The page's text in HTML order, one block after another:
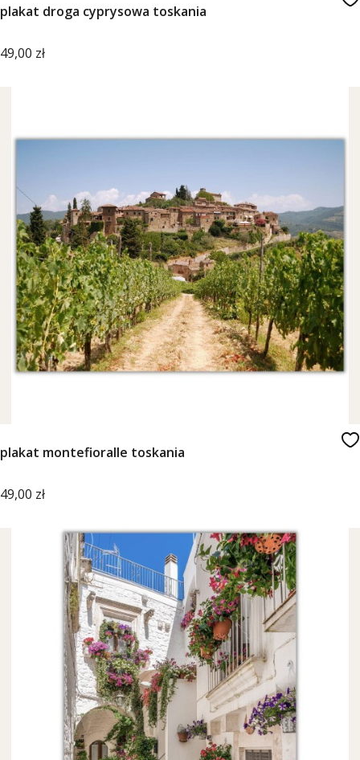
plakat droga cyprysowa toskania
Cena
49,00 zł
plakat montefioralle toskania
Cena
49,00 zł